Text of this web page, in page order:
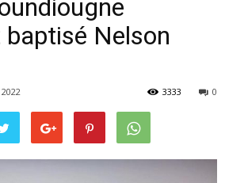
Nelson
0
3333